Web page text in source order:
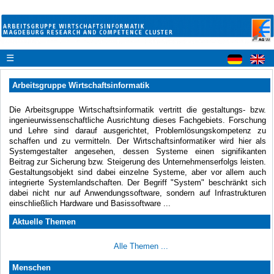
☰
Arbeitsgruppe Wirtschaftsinformatik
Die Arbeitsgruppe Wirtschaftsinformatik vertritt die gestaltungs- bzw.
ingenieurwissenschaftliche Ausrichtung dieses Fachgebiets. Forschung
und Lehre sind darauf ausgerichtet, Problemlösungskompetenz zu
schaffen und zu vermitteln. Der Wirtschaftsinformatiker wird hier als
Systemgestalter angesehen, dessen Systeme einen signifikanten
Beitrag zur Sicherung bzw. Steigerung des Unternehmenserfolgs leisten.
Gestaltungsobjekt sind dabei einzelne Systeme, aber vor allem auch
integrierte Systemlandschaften. Der Begriff "System" beschränkt sich
dabei nicht nur auf Anwendungssoftware, sondern auf Infrastrukturen
einschließlich Hardware und Basissoftware ...
Aktuelle Themen
Alle Themen ...
Menschen